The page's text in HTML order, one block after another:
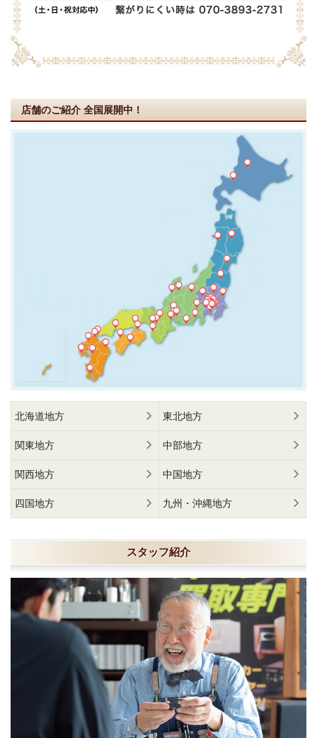
店舗のご紹介 全国展開中！
北海道地方 東北地方
関東地方 中部地方
関西地方 中国地方
四国地方 九州・沖縄地方
スタッフ紹介